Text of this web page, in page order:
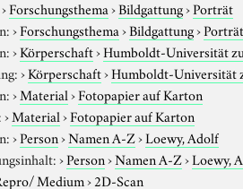
›Forschungsthema›Bildgattung›Porträt
›Forschungsthema›Bildgattung›Porträt
›Körperschaft›Humboldt-Universität
›Körperschaft›Humboldt-Universität
›Material›Fotopapier auf Karton
›Material›Fotopapier auf Karton
›Person›Namen A-Z›Loewy, Adolf
›Person›Namen A-Z›Loewy,
Medium›2D-Scan